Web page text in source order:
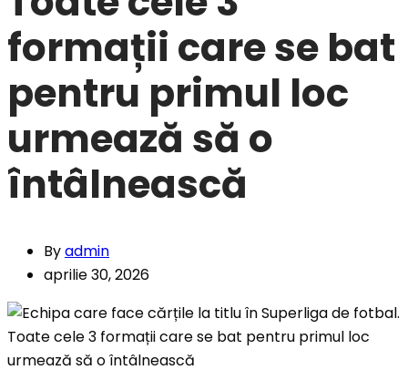
formații care se bat
pentru primul loc
urmează să o
întâlnească
Byadmin
aprilie 30, 2026